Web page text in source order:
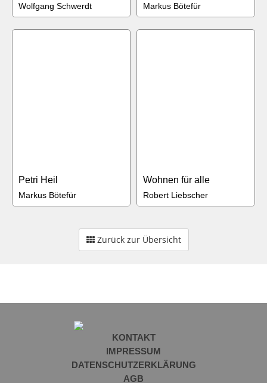
Wolfgang Schwerdt Markus Bötefür
Petri Heil
Markus Bötefür
Wohnen für alle
Robert Liebscher
Zurück zur Übersicht
KONTAKT
IMPRESSUM
DATENSCHUTZERKLÄRUNG
AGB